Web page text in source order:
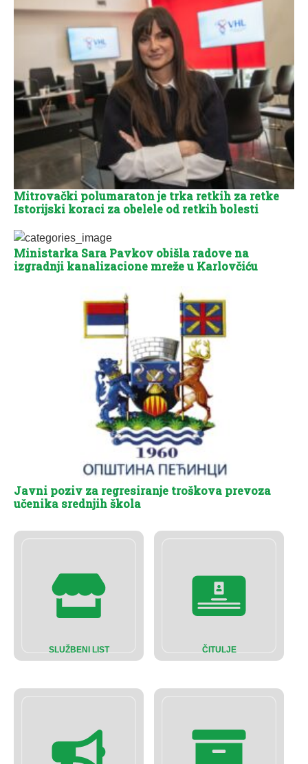
SLUŽBENI LIST ČITULJE
Mitrovački polumaraton je trka retkih za retke
Istorijski koraci za obelele od retkih bolesti
Ministarka Sara Pavkov obišla radove na
izgradnji kanalizacione mreže u Karlovčiću
Javni poziv za regresiranje troškova prevoza
učenika srednjih škola